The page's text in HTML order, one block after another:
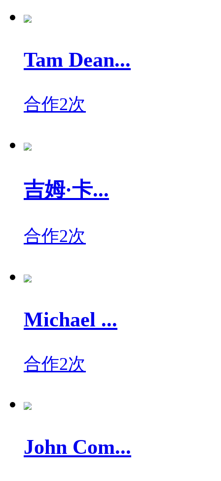
Tam Dean...
合作2次
吉姆·卡...
合作2次
Michael ...
合作2次
John Com...